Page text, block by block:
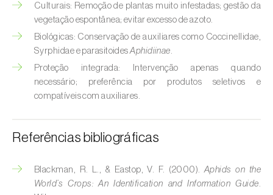
(
Pieris rapae)
Broca-africana-do-caule-do-milho
Busseola fusca)
Broca-do-chá (Euwallacea fornicatus, E.
fornicatior, E. perbrevis e E. kuroshio
(Diatraea saccharalis )
Broca-dos-ramos-do-pessegueiro (Anarsia
Culturais: Remoção de plantas muito infestadas; gestão da
vegetação espontânea; evitar excesso de azoto.
Biológicas: Conservação de auxiliares como Coccinellidae,
Syrphidae e parasitoidesAphidiinae.
Proteção integrada: Intervenção apenas quando
necessário; preferência por produtos seletivos e
compatíveis com auxiliares.
Referências bibliográficas
Blackman, R. L., & Eastop, V. F. (2000). Aphids on the
World’s Crops: An Identification and Information Guide